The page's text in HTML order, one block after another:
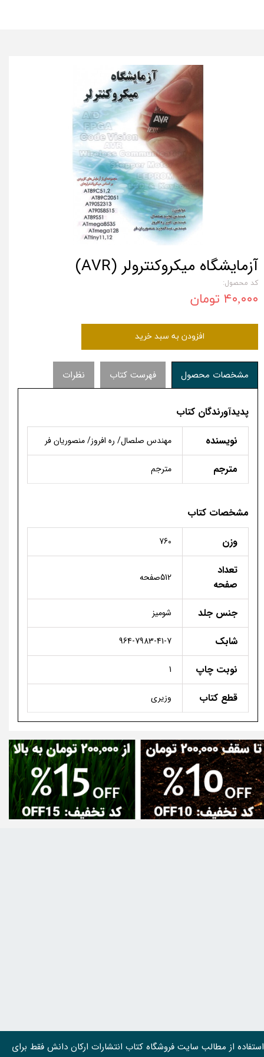
آزمایشگاه میکروکنترولر (AVR)
کد محصول:
۴۰,۰۰۰ تومان
افزودن به سبد خرید
مشخصات محصول فهرست کتاب نظرات
پدیدآورندگان کتاب
نویسنده
مهندس صلصال/ ره افروز/ منصوریان فر
مترجم مترجم
مشخصات کتاب
وزن
760
تعداد
صفحه
512صفحه
جنس جلد شومیز
شابک 964-7983-41-7
نوبت چاپ 1
قطع کتاب وزیری
استفاده از مطالب سايت فروشگاه کتاب انتشارات ارکان دانش فقط برای